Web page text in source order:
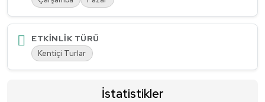
ETKINLIK TÜRÜ
Kentiçi Turlar
İstatistikler